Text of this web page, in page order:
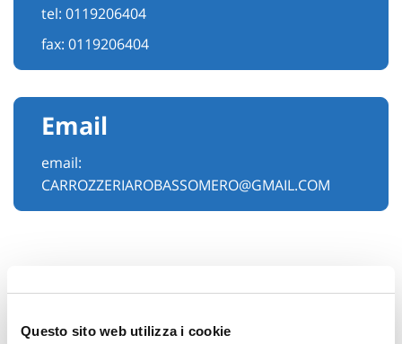
Questo sito web utilizza i cookie
tel: 0119206404
fax: 0119206404
Email
email:
CARROZZERIAROBASSOMERO@GMAIL.COM